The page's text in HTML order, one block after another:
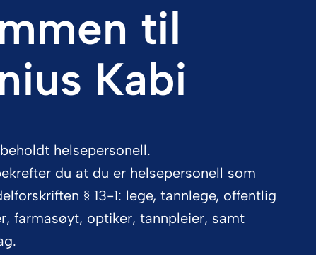
preparatomtalen for utfyllende
oss for bestilling.
til
Kabi
helsepersonell.
du at du er helsepersonell som
§ 13-1: lege, tannlege, offentlig
farmasøyt, optiker, tannpleier, samt